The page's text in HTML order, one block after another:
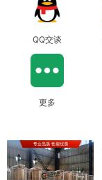
QQ交谈
更多